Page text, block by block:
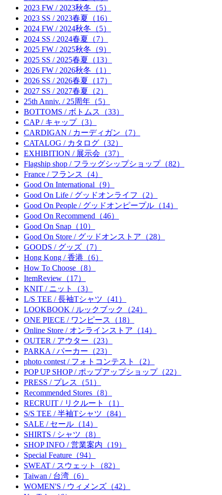
2023 FW / 2023秋冬（5）
2023 SS / 2023春夏（16）
2024 FW / 2024秋冬（5）
2024 SS / 2024春夏（7）
2025 FW / 2025秋冬（9）
2025 SS / 2025春夏（13）
2026 FW / 2026秋冬（1）
2026 SS / 2026春夏（17）
2027 SS / 2027春夏（2）
25th Anniv. / 25周年（5）
BOTTOMS / ボトムス（33）
CAP / キャップ（3）
CARDIGAN / カーディガン（7）
CATALOG / カタログ（32）
EXHIBITION / 展示会（37）
Flagship shop / フラッグシップショップ（82）
France / フランス（4）
Good On International（9）
Good On Life / グッドオンライフ（2）
Good On People / グッドオンピープル（14）
Good On Recommend（46）
Good On Snap（10）
Good On Store / グッドオンストア（28）
GOODS / グッズ（7）
Hong Kong / 香港（6）
How To Choose（8）
ItemReview（17）
KNIT / ニット（3）
L/S TEE / 長袖Tシャツ（41）
LOOKBOOK / ルックブック（24）
ONE PIECE / ワンピース（18）
Online Store / オンラインストア（14）
OUTER / アウター（23）
PARKA / パーカー（23）
photo contest / フォトコンテスト（2）
POP UP SHOP / ポップアップショップ（22）
PRESS / プレス（51）
Recommended Stores（8）
RECRUIT / リクルート（1）
S/S TEE / 半袖Tシャツ（84）
SALE / セール（14）
SHIRTS / シャツ（8）
SHOP INFO / 営業案内（19）
Special Feature（94）
SWEAT / スウェット（82）
Taiwan / 台湾（6）
WOMEN'S / ウィメンズ（42）